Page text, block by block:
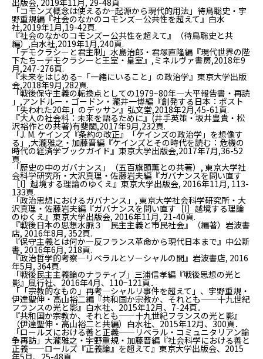
出版会, 2019年11月, 29-48頁
「コモンズ概念は使えるか−起源から現代的用法」待鳥聡史・宇
野重規編『社会のなかのコモンズー公共性を超えて』白水
社,2019年1月,19-42頁.
『社会のなかのコモンズー公共性を超えて』（待鳥聡史と共
編）,白水社,2019年1月,240頁.
「デモクラシーと君主制」水島治郎・君塚直隆編『現代世界の陛
下たちーデモクラシーと王室・皇室』,ミネルヴァ書房,2018年9
月,247-276頁.
『未来をはじめる−「一緒にいること」の政治学』東京大学出版
会,2018年9月,282頁.
「戦後保守主義の転換点としての1979~80年―大平報告書・再読
」,アンドルー・ゴードン・瀧井一博編『創発する日本：ポスト
「失われた20年」のデッサン』弘文堂,2018年2月,45-61頁.
『大人の社会科：未来を語るために』(井手英策・坂井豊貴・松
沢裕作との共著)有斐閣,2017年9月,232頁.
「J. M. ケインズ『条約の改正』――「ケインズの政治学」を想像す
る」,大瀧雅之・加藤晋編『ケインズとその時代を読む：危機の
時代の経済学ブックガイド』東京大学出版会,2017年7月,36-52
頁.
「歴史の中のガバナンス」（五百旗頭薫との共著）, 東京大学社
会科学研究所・大沢真理・佐藤岩夫編『ガバナンスを問い直す
［I］越境する理論のゆくえ』東京大学出版会, 2016年11月, 113-
133頁.
「政治思想におけるガバナンス」, 東京大学社会科学研究所・大
沢真理・佐藤岩夫編『ガバナンスを問い直す［I］越境する理論
のゆくえ』東京大学出版会, 2016年11月, 21-40頁.
『戦後日本の思想水脈３ 民主主義と市民社会』（編著）岩波書
店, 2016年8月, 352頁.
『保守主義とは何か―反フランス革命から現代日本まで』中公新
書, 2016年6月, 218頁.
『政治哲学的考察―リベラルとソーシャルの間』岩波書店, 2016
年5月, 364頁.
「戦後民主主義論のナラティブ」三浦信孝編『戦後思想の光と
影』風行社、2016年4月、110−121頁．
「「宗教的なもの」再考—シャルリ事件を超えて」、宇野重規・
伊達聖伸・高山裕二編『共和国か宗教か、それとも——十九世紀
フランスの光と影』白水社、2015年12月、7-24頁．
『共和国か宗教か、それとも——十九世紀フランスの光と影』
（伊達聖伸・高山裕二と共編）白水社、2015年12月、300頁．
「ロールズにおける善と正義——リベラル・コミュニタリアン論
争再訪」大瀧雅之・宇野重規・加藤晋編『社会科学における善と
正義——ロールズ『正義論』を超えて』東京大学出版会、2015
年5月、25-48頁．